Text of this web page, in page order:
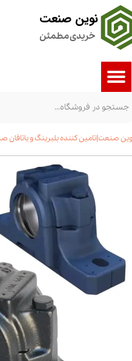
نوین صنعت
خریدی مطمئن
صنعت|تامین کننده بلبرینگ و یاتاقان